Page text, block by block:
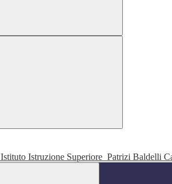
Istituto Istruzione Superiore Patrizi Baldelli